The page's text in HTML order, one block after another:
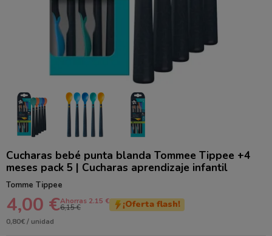
Cucharas bebé punta blanda Tommee Tippee +4
meses pack 5 | Cucharas aprendizaje infantil
Tomme Tippee
4,00 €Ahorras 2.15 €
6,15 € ¡Oferta flash!
0,80€ / unidad